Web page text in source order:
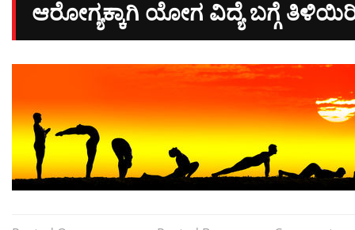
ಆರೋಗ್ಯಕ್ಕಾಗಿ ಯೋಗ ವಿದ್ಯೆ ಬಗ್ಗೆ